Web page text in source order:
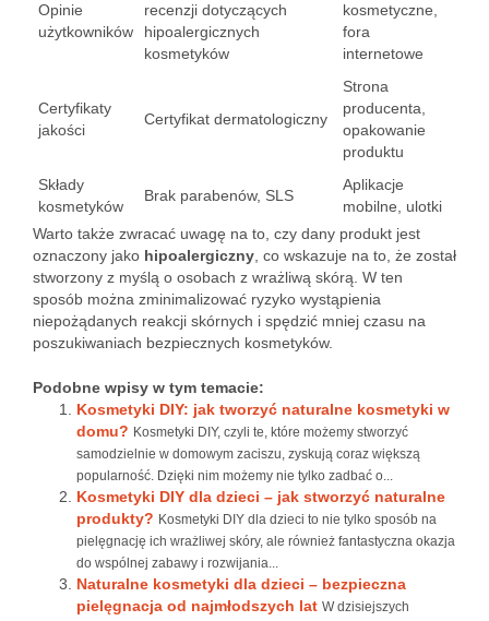
Opinie
użytkowników
recenzji dotyczących
hipoalergicznych
kosmetyków
kosmetyczne,
fora
internetowe
Certyfikaty
jakości
Certyfikat dermatologiczny
Strona
producenta,
opakowanie
produktu
Składy
kosmetyków
Brak parabenów, SLS
Aplikacje
mobilne, ulotki
Warto także zwracać uwagę na to, czy dany produkt jest
oznaczony jako hipoalergiczny , co wskazuje na to, że został
stworzony z myślą o osobach z wrażliwą skórą. W ten
sposób można zminimalizować ryzyko wystąpienia
niepożądanych reakcji skórnych i spędzić mniej czasu na
poszukiwaniach bezpiecznych kosmetyków.
Podobne wpisy w tym temacie:
Kosmetyki DIY: jak tworzyć naturalne kosmetyki w
domu? Kosmetyki DIY, czyli te, które możemy stworzyć
samodzielnie w domowym zaciszu, zyskują coraz większą
popularność. Dzięki nim możemy nie tylko zadbać o...
Kosmetyki DIY dla dzieci – jak stworzyć naturalne
produkty? Kosmetyki DIY dla dzieci to nie tylko sposób na
pielęgnację ich wrażliwej skóry, ale również fantastyczna okazja
do wspólnej zabawy i rozwijania...
Naturalne kosmetyki dla dzieci – bezpieczna
pielęgnacja od najmłodszych lat W dzisiejszych